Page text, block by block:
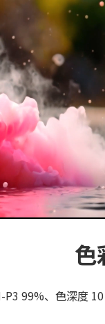
色
P3 99%、色深度